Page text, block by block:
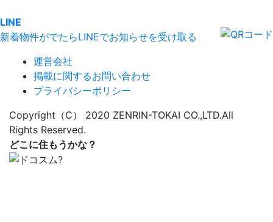
LINE
新着物件がでたらLINEでお知らせを受け取る
運営会社
掲載に関するお問い合わせ
プライバシーポリシー
Copyright（C） 2020 ZENRIN-TOKAI CO.,LTD.All
Rights Reserved.
どこに住もうかな？